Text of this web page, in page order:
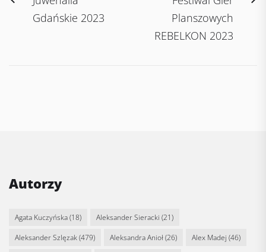
navigation
Gdańskie 2023
Planszowych
REBELKON 2023
Autorzy
Agata Kuczyńska(18) Aleksander Sieracki (21)
Aleksander Szlęzak(479) Aleksandra Anioł(26) Alex Madej (46)